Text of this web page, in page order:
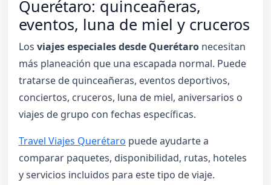
Querétaro: quinceañeras,
eventos, luna de miel y cruceros
Los viajes especiales desde Querétaronecesitan
más planeación que una escapada normal. Puede
tratarse de quinceañeras, eventos deportivos,
conciertos, cruceros, luna de miel, aniversarios o
viajes de grupo con fechas específicas.
Travel Viajes Querétaro puede ayudarte a
comparar paquetes, disponibilidad, rutas, hoteles
y servicios incluidos para este tipo de viaje.